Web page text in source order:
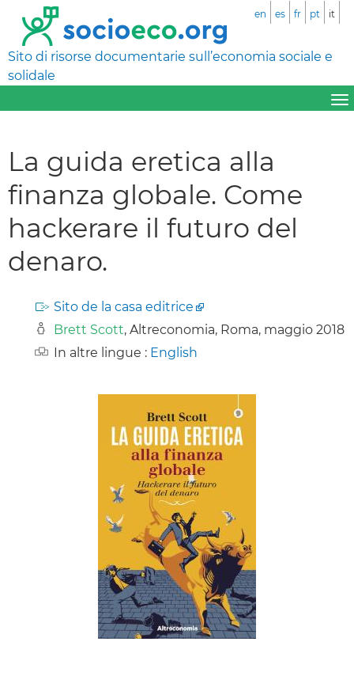
Sito di risorse documentarie sull’economia sociale e
solidale
en es fr pt it
La guida eretica alla
finanza globale. Come
hackerare il futuro del
denaro.
Sito de la casa editrice
Brett Scott, Altreconomia, Roma, maggio 2018
In altre lingue : English